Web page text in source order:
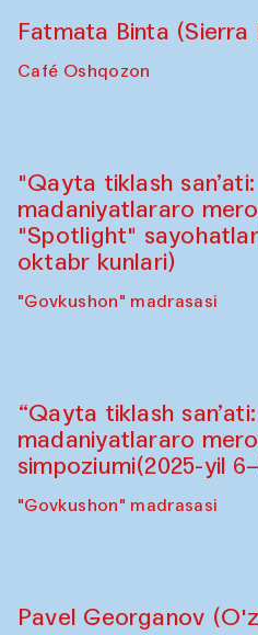
Fatmata Binta (Sierra
Café Oshqozon
"Qayta tiklash
madaniyatlararo
"Spotlight"
oktabr kunlari)
"Govkushon" madrasasi
“Qayta tiklash
madaniyatlararo
simpoziumi(2025-yil
"Govkushon" madrasasi
Pavel Georganov